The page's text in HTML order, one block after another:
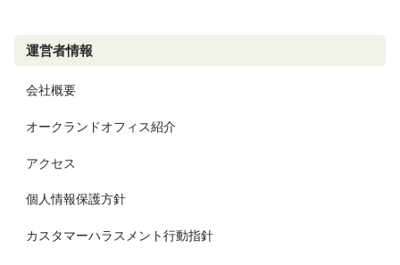
運営者情報
会社概要
オークランドオフィス紹介
アクセス
個人情報保護方針
カスタマーハラスメント行動指針